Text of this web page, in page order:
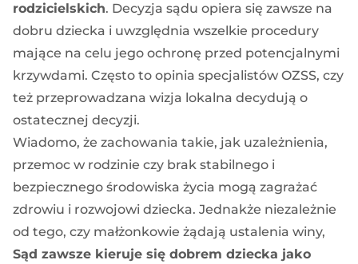
rodzicielskich. Decyzja sądu opiera się zawsze na
dobru dziecka i uwzględnia wszelkie procedury
mające na celu jego ochronę przed potencjalnymi
krzywdami. Często to opinia specjalistów OZSS, czy
też przeprowadzana wizja lokalna decydują o
ostatecznej decyzji.
Wiadomo, że zachowania takie, jak uzależnienia,
przemoc w rodzinie czy brak stabilnego i
bezpiecznego środowiska życia mogą zagrażać
zdrowiu i rozwojowi dziecka. Jednakże niezależnie
od tego, czy małżonkowie żądają ustalenia winy,
Sąd zawsze kieruje się dobrem dziecka jako